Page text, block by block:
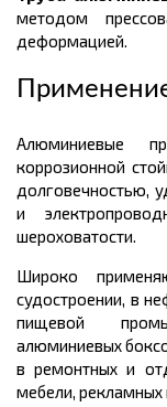
методом
деформацией.
Алюминиевые
коррозионной
долговечностью,
и
шероховатости.
Широко
судостроении, в
пищевой
алюминиевых
в ремонтных и
мебели, рекламных